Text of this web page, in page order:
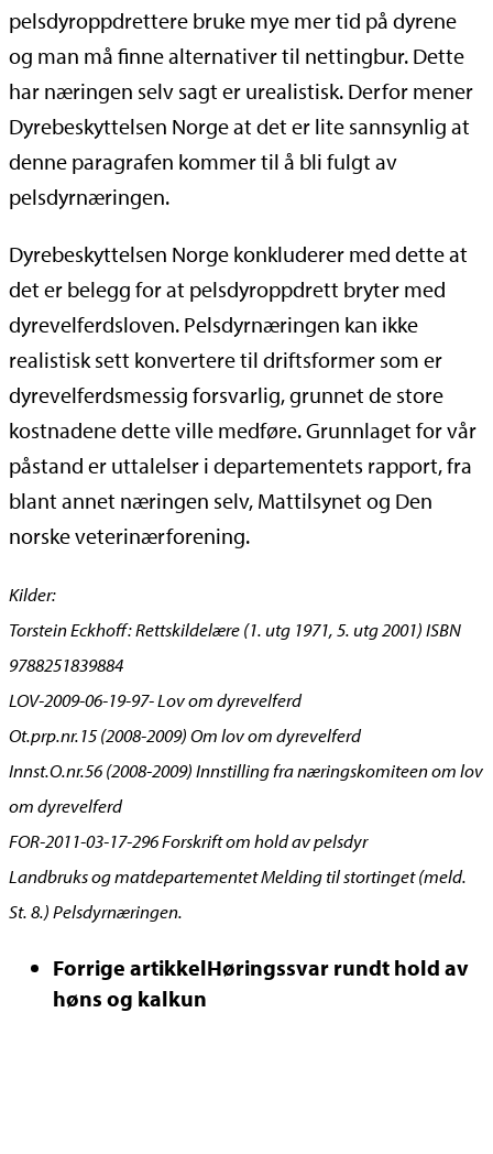
pelsdyroppdrettere bruke mye mer tid på dyrene
og man må finne alternativer til nettingbur. Dette
har næringen selv sagt er urealistisk. Derfor mener
Dyrebeskyttelsen Norge at det er lite sannsynlig at
denne paragrafen kommer til å bli fulgt av
pelsdyrnæringen.
Dyrebeskyttelsen Norge konkluderer med dette at
det er belegg for at pelsdyroppdrett bryter med
dyrevelferdsloven. Pelsdyrnæringen kan ikke
realistisk sett konvertere til driftsformer som er
dyrevelferdsmessig forsvarlig, grunnet de store
kostnadene dette ville medføre. Grunnlaget for vår
påstand er uttalelser i departementets rapport, fra
blant annet næringen selv, Mattilsynet og Den
norske veterinærforening.
Kilder:
Torstein Eckhoff: Rettskildelære (1. utg 1971, 5. utg 2001) ISBN
9788251839884
LOV-2009-06-19-97- Lov om dyrevelferd
Ot.prp.nr.15 (2008-2009) Om lov om dyrevelferd
Innst.O.nr.56 (2008-2009) Innstilling fra næringskomiteen om lov
om dyrevelferd
FOR-2011-03-17-296 Forskrift om hold av pelsdyr
Landbruks og matdepartementet Melding til stortinget (meld.
St. 8.) Pelsdyrnæringen.
Forrige artikkelHøringssvar rundt hold av
høns og kalkun